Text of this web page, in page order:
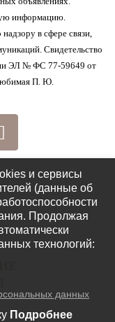
информацию.
в сфере связи,
Свидетельство
ЭЛ № ФС 77-59649 от
П. Ю.
и сервисы
(данные об
Продолжая
технологий:
данных
Подробнее